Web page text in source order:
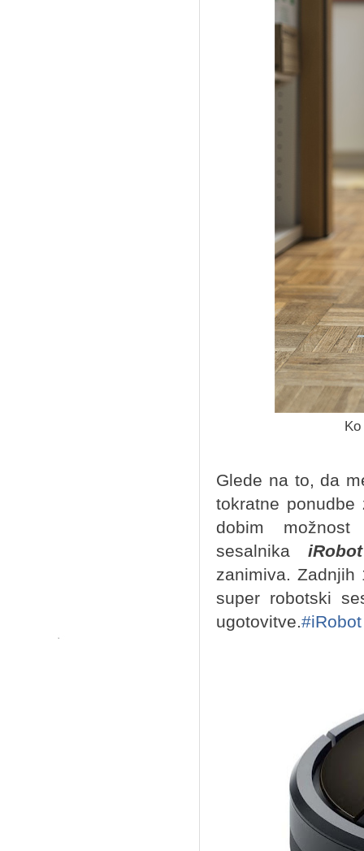
Glede na to, da
tokratne
dobim možnost
sesalnika
zanimiva.
super robotski
ugotovitve.#iRobot